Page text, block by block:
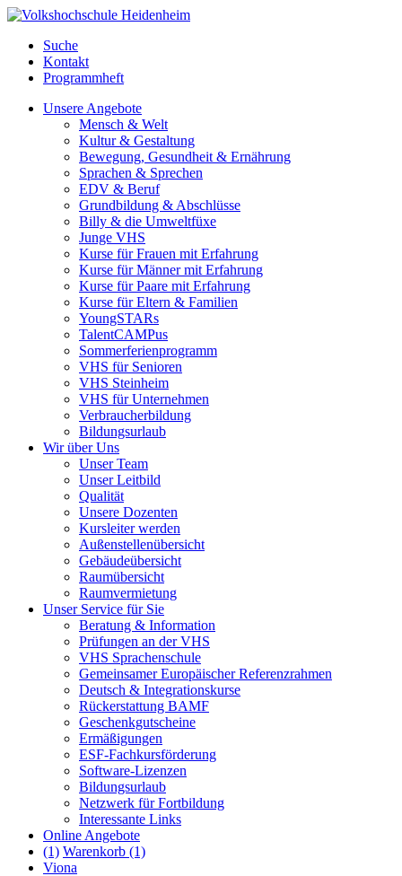
Suche
Kontakt
Programmheft
Unsere Angebote
Mensch & Welt
Kultur & Gestaltung
Bewegung, Gesundheit & Ernährung
Sprachen & Sprechen
EDV & Beruf
Grundbildung & Abschlüsse
Billy & die Umweltfüxe
Junge VHS
Kurse für Frauen mit Erfahrung
Kurse für Männer mit Erfahrung
Kurse für Paare mit Erfahrung
Kurse für Eltern & Familien
YoungSTARs
TalentCAMPus
Sommerferienprogramm
VHS für Senioren
VHS Steinheim
VHS für Unternehmen
Verbraucherbildung
Bildungsurlaub
Wir über Uns
Unser Team
Unser Leitbild
Qualität
Unsere Dozenten
Kursleiter werden
Außenstellenübersicht
Gebäudeübersicht
Raumübersicht
Raumvermietung
Unser Service für Sie
Beratung & Information
Prüfungen an der VHS
VHS Sprachenschule
Gemeinsamer Europäischer Referenzrahmen
Deutsch & Integrationskurse
Rückerstattung BAMF
Geschenkgutscheine
Ermäßigungen
ESF-Fachkursförderung
Software-Lizenzen
Bildungsurlaub
Netzwerk für Fortbildung
Interessante Links
Online Angebote
(1) Warenkorb (1)
Viona